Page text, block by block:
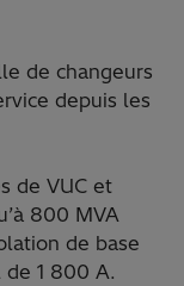
de changeurs
depuis les
de VUC et
800 MVA
de base
1 800 A.